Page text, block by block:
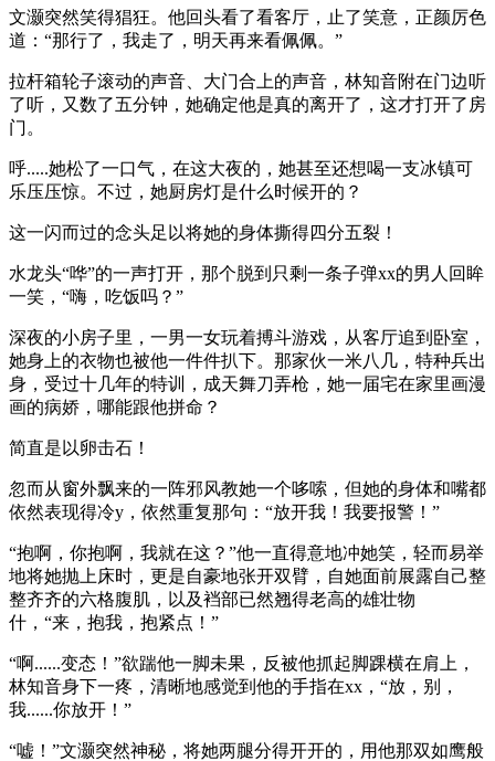
文灏突然笑得猖狂。他回头看了看客厅，止了笑意，正颜厉色
道：“那行了，我走了，明天再来看佩佩。”
拉杆箱轮子滚动的声音、大门合上的声音，林知音附在门边听
了听，又数了五分钟，她确定他是真的离开了，这才打开了房
门。
呼.....她松了一口气，在这大夜的，她甚至还想喝一支冰镇可
乐压压惊。不过，她厨房灯是什么时候开的？
这一闪而过的念头足以将她的身体撕得四分五裂！
水龙头“哗”的一声打开，那个脱到只剩一条子弹xx的男人回眸
一笑，“嗨，吃饭吗？”
深夜的小房子里，一男一女玩着搏斗游戏，从客厅追到卧室，
她身上的衣物也被他一件件扒下。那家伙一米八几，特种兵出
身，受过十几年的特训，成天舞刀弄枪，她一届宅在家里画漫
画的病娇，哪能跟他拼命？
简直是以卵击石！
忽而从窗外飘来的一阵邪风教她一个哆嗦，但她的身体和嘴都
依然表现得冷y，依然重复那句：“放开我！我要报警！”
“抱啊，你抱啊，我就在这？”他一直得意地冲她笑，轻而易举
地将她抛上床时，更是自豪地张开双臂，自她面前展露自己整
整齐齐的六格腹肌，以及裆部已然翘得老高的雄壮物
什，“来，抱我，抱紧点！”
“啊......变态！”欲踹他一脚未果，反被他抓起脚踝横在肩上，
林知音身下一疼，清晰地感觉到他的手指在xx，“放，别，
我......你放开！”
“嘘！”文灏突然神秘，将她两腿分得开开的，用他那双如鹰般